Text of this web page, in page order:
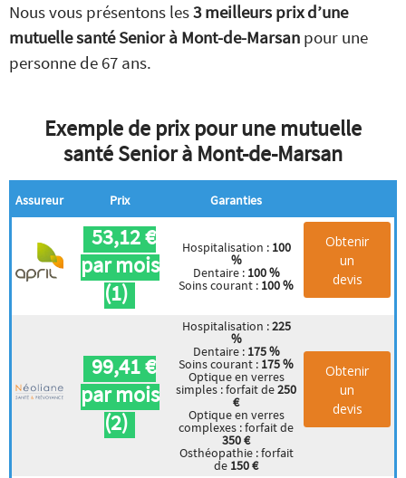
Nous vous présentons les3 meilleurs prix d’une
mutuelle santé Senior à Mont-de-Marsan pour une
personne de 67 ans.
Exemple de prix pour une mutuelle
santé Senior à Mont-de-Marsan
Assureur Prix Garanties
53,12 €
par mois
(1)
Hospitalisation : 100
%
Dentaire : 100 %
Soins courant : 100 %
Obtenir
un
devis
99,41 €
par mois
(2)
Hospitalisation :225
%
Dentaire : 175 %
Soins courant : 175 %
Optique en verres
simples : forfait de250
€
Optique en verres
complexes : forfait de
350 €
Osthéopathie : forfait
de 150 €
Obtenir
un
devis